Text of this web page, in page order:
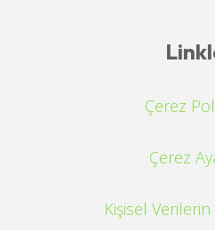
Çerez
Çerez
Kişisel